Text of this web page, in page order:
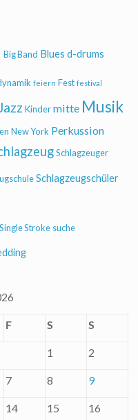
Big Band Blues d-drums
feiern Fest festival
Kinder mitte Musik
New York Perkussion
Schlagzeuger
Schlagzeugschüler
Single Stroke suche
F S S
1 2
7 8 9
14 15 16